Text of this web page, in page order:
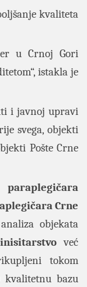
kvaliteta
u Crnoj Gori
istakla je
i javnoj upravi
svega, objekti
Pošte Crne
Crne
objekata
već
tokom
kvalitetnu bazu